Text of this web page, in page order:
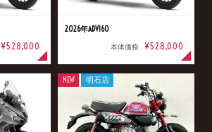
¥528,000
2026年ADV160
本体価格 ¥528,000
NEW 明石店